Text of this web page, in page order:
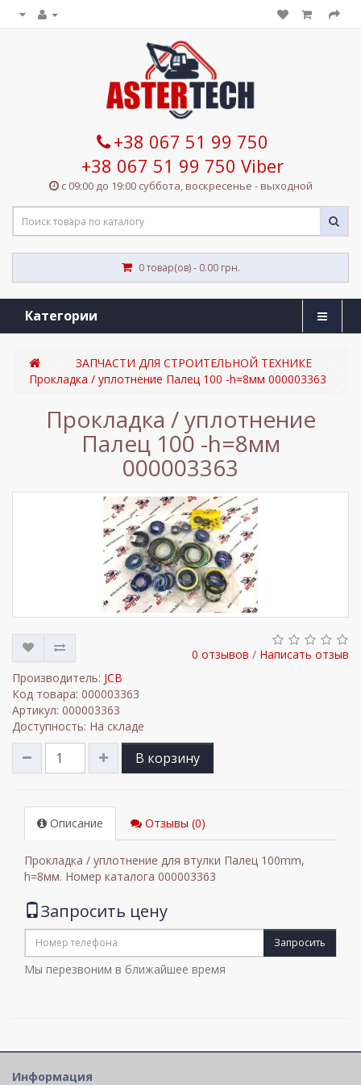
+38 067 51 99 750
+38 067 51 99 750 Viber
с 09:00 до 19:00 суббота, воскресенье - выходной
0 товар(ов) - 0.00 грн.
Категории
ЗАПЧАСТИ ДЛЯ СТРОИТЕЛЬНОЙ ТЕХНИКЕ
Прокладка / уплотнение Палец 100 -h=8мм 000003363
Прокладка / уплотнение
Палец 100 -h=8мм
000003363
0 отзывов / Написать отзыв
Производитель: JCB
Код товара: 000003363
Артикул: 000003363
Доступность: На складе
В корзину
Описание Отзывы (0)
Прокладка / уплотнение для втулки Палец 100mm,
h=8мм. Номер каталога 000003363
Запросить цену
Запросить
Мы перезвоним в ближайшее время
Информация